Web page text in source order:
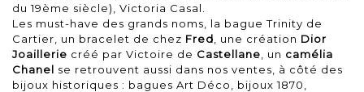
du 19ème siècle), Victoria Casal.
Les must-have des grands noms, la bague Trinity de
Cartier, un bracelet de chez Fred , une création Dior
Joaillerie créé par Victoire de Castellane , un camélia
Chanel se retrouvent aussi dans nos ventes, à côté des
bijoux historiques : bagues Art Déco, bijoux 1870,